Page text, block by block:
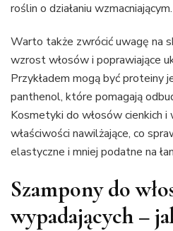
roślin o działaniu wzmacniającym.
Warto także zwrócić uwagę na
wzrost włosów i poprawiające
Przykładem mogą być proteiny
panthenol, które pomagają
Kosmetyki do włosów cienkich i
właściwości nawilżające, co
elastyczne i mniej podatne na
Szampony do
wypadających –